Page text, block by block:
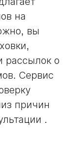
на
вы
рассылок о
Сервис
причин
.